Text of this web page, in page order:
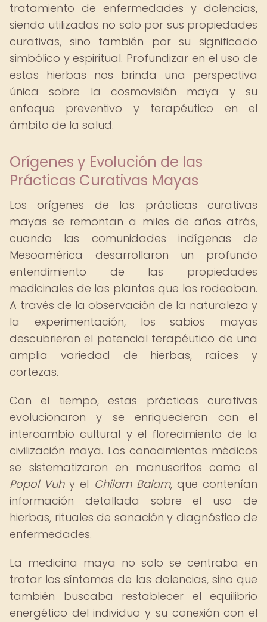
tratamiento de enfermedades y dolencias,
siendo utilizadas no solo por sus propiedades
curativas, sino también por su significado
simbólico y espiritual. Profundizar en el uso de
estas hierbas nos brinda una perspectiva
única sobre la cosmovisión maya y su
enfoque preventivo y terapéutico en el
ámbito de la salud.
Orígenes y Evolución de las
Prácticas Curativas Mayas
Los orígenes de las prácticas curativas
mayas se remontan a miles de años atrás,
cuando las comunidades indígenas de
Mesoamérica desarrollaron un profundo
entendimiento de las propiedades
medicinales de las plantas que los rodeaban.
A través de la observación de la naturaleza y
la experimentación, los sabios mayas
descubrieron el potencial terapéutico de una
amplia variedad de hierbas, raíces y
cortezas.
Con el tiempo, estas prácticas curativas
evolucionaron y se enriquecieron con el
intercambio cultural y el florecimiento de la
civilización maya. Los conocimientos médicos
se sistematizaron en manuscritos como el
Popol Vuhy el Chilam Balam, que contenían
información detallada sobre el uso de
hierbas, rituales de sanación y diagnóstico de
enfermedades.
La medicina maya no solo se centraba en
tratar los síntomas de las dolencias, sino que
también buscaba restablecer el equilibrio
energético del individuo y su conexión con el